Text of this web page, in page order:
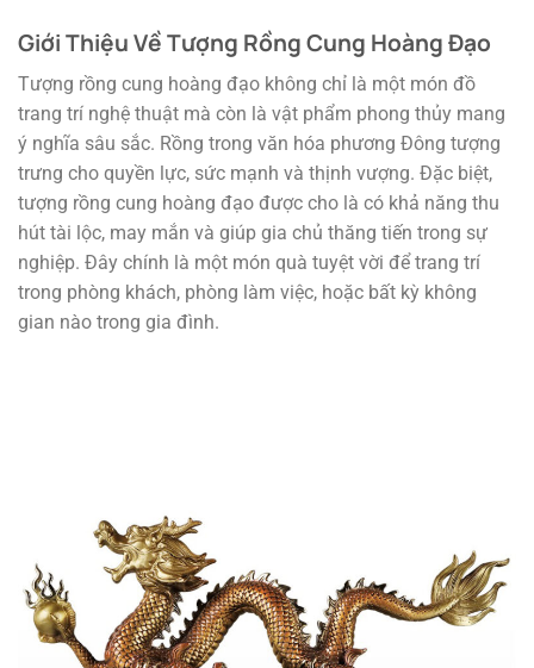
Giới Thiệu Về Tượng Rồng Cung Hoàng Đạo
Tượng rồng cung hoàng đạo không chỉ là một món đồ
trang trí nghệ thuật mà còn là vật phẩm phong thủy mang
ý nghĩa sâu sắc. Rồng trong văn hóa phương Đông tượng
trưng cho quyền lực, sức mạnh và thịnh vượng. Đặc biệt,
tượng rồng cung hoàng đạo được cho là có khả năng thu
hút tài lộc, may mắn và giúp gia chủ thăng tiến trong sự
nghiệp. Đây chính là một món quà tuyệt vời để trang trí
trong phòng khách, phòng làm việc, hoặc bất kỳ không
gian nào trong gia đình.